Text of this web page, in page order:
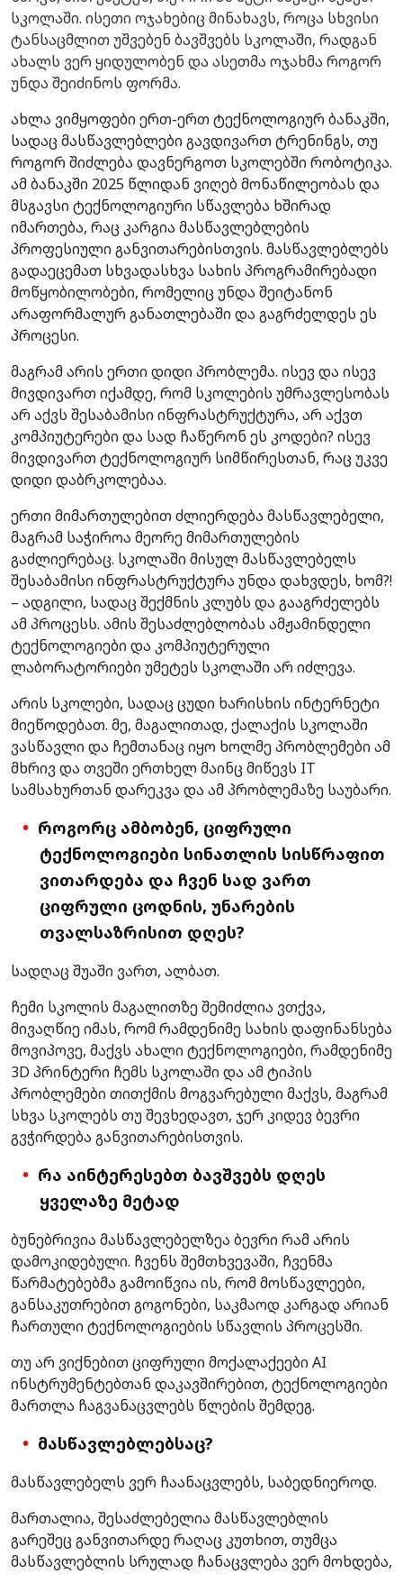
სკოლაში. ისეთი ოჯახებიც მინახავს, როცა სხვისი
ტანსაცმლით უშვებენ ბავშვებს სკოლაში, რადგან
ახალს ვერ ყიდულობენ და ასეთმა ოჯახმა როგორ
უნდა შეიძინოს ფორმა.
ახლა ვიმყოფები ერთ-ერთ ტექნოლოგიურ ბანაკში,
სადაც მასწავლებლები გავდივართ ტრენინგს, თუ
როგორ შიძლება დავნერგოთ სკოლებში რობოტიკა.
ამ ბანაკში 2025 წლიდან ვიღებ მონაწილეობას და
მსგავსი ტექნოლოგიური სწავლება ხშირად
იმართება, რაც კარგია მასწავლებლების
პროფესიული განვითარებისთვის. მასწავლებლებს
გადაეცემათ სხვადასხვა სახის პროგრამირებადი
მოწყობილობები, რომელიც უნდა შეიტანონ
არაფორმალურ განათლებაში და გაგრძელდეს ეს
პროცესი.
მაგრამ არის ერთი დიდი პრობლემა. ისევ და ისევ
მივდივართ იქამდე, რომ სკოლების უმრავლესობას
არ აქვს შესაბამისი ინფრასტრუქტურა, არ აქვთ
კომპიუტერები და სად ჩაწერონ ეს კოდები? ისევ
მივდივართ ტექნოლოგიურ სიმწირესთან, რაც უკვე
დიდი დაბრკოლებაა.
ერთი მიმართულებით ძლიერდება მასწავლებელი,
მაგრამ საჭიროა მეორე მიმართულების
გაძლიერებაც. სკოლაში მისულ მასწავლებელს
შესაბამისი ინფრასტრუქტურა უნდა დახვდეს, ხომ?!
– ადგილი, სადაც შექმნის კლუბს და გააგრძელებს
ამ პროცესს. ამის შესაძლებლობას ამჟამინდელი
ტექნოლოგიები და კომპიუტერული
ლაბორატორიები უმეტეს სკოლაში არ იძლევა.
არის სკოლები, სადაც ცუდი ხარისხის ინტერნეტი
მიეწოდებათ. მე, მაგალითად, ქალაქის სკოლაში
ვასწავლი და ჩემთანაც იყო ხოლმე პრობლემები ამ
მხრივ და თვეში ერთხელ მაინც მიწევს IT
სამსახურთან დარეკვა და ამ პრობლემაზე საუბარი.
როგორც ამბობენ, ციფრული
ტექნოლოგიები სინათლის სისწრაფით
ვითარდება და ჩვენ სად ვართ
ციფრული ცოდნის, უნარების
თვალსაზრისით დღეს?
სადღაც შუაში ვართ, ალბათ.
ჩემი სკოლის მაგალითზე შემიძლია ვთქვა,
მივაღწიე იმას, რომ რამდენიმე სახის დაფინანსება
მოვიპოვე, მაქვს ახალი ტექნოლოგიები, რამდენიმე
3D პრინტერი ჩემს სკოლაში და ამ ტიპის
პრობლემები თითქმის მოგვარებული მაქვს, მაგრამ
სხვა სკოლებს თუ შევხედავთ, ჯერ კიდევ ბევრი
გვჭირდება განვითარებისთვის.
რა აინტერესებთ ბავშვებს დღეს
ყველაზე მეტად
ბუნებრივია მასწავლებელზეა ბევრი რამ არის
დამოკიდებული. ჩვენს შემთხვევაში, ჩვენმა
წარმატებებმა გამოიწვია ის, რომ მოსწავლეები,
განსაკუთრებით გოგონები, საკმაოდ კარგად არიან
ჩართული ტექნოლოგიების სწავლის პროცესში.
თუ არ ვიქნებით ციფრული მოქალაქეები AI
ინსტრუმენტებთან დაკავშირებით, ტექნოლოგიები
მართლა ჩაგვანაცვლებს წლების შემდეგ.
მასწავლებლებსაც?
მასწავლებელს ვერ ჩაანაცვლებს, საბედნიეროდ.
მართალია, შესაძლებელია მასწავლებლის
გარეშეც განვითარდე რაღაც კუთხით, თუმცა
მასწავლებლის სრულად ჩანაცვლება ვერ მოხდება,